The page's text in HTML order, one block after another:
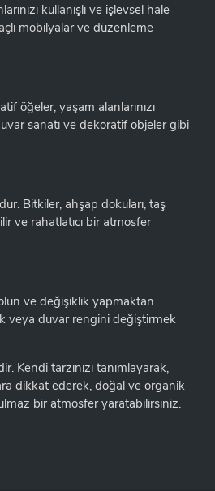
kullanışlı ve işlevsel hale
mobilyalar ve düzenleme
öğeler, yaşam alanlarınızı
sanatı ve dekoratif objeler gibi
Bitkiler, ahşap dokuları, taş
ve rahatlatıcı bir atmosfer
ve değişiklik yapmaktan
veya duvar rengini değiştirmek
Kendi tarzınızı tanımlayarak,
dikkat ederek, doğal ve organik
bir atmosfer yaratabilirsiniz.